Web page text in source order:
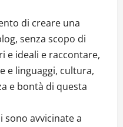
di creare una
senza scopo di
e ideali e raccontare,
e linguaggi, cultura,
e bontà di questa
sono avvicinate a